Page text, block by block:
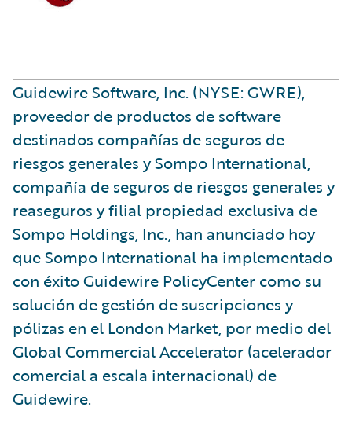
​Guidewire Software, Inc. (NYSE: GWRE),
proveedor de productos de software
destinados compañías de seguros de
riesgos generales y Sompo International,
compañía de seguros de riesgos generales y
reaseguros y filial propiedad exclusiva de
Sompo Holdings, Inc., han anunciado hoy
que Sompo International ha implementado
con éxito Guidewire PolicyCenter como su
solución de gestión de suscripciones y
pólizas en el London Market, por medio del
Global Commercial Accelerator (acelerador
comercial a escala internacional) de
Guidewire.